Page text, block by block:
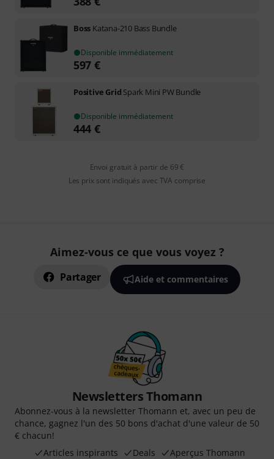
Boss Katana-210 Bass Bundle
Disponible immédiatement
597 €
Positive Grid Spark Mini PW Bundle
Disponible immédiatement
444 €
Envoi gratuit à partir de 69 €
Les prix sont indiqués avec TVA comprise
Aimez-vous ce que vous voyez ?
Partager Aide et commentaires
Newsletters Thomann
Abonnez-vous à la newsletter Thomann et, avec un peu de
chance, gagnez l'un des 50 bons d'achat d'une valeur de 50
€ chacun!
Articles inspirants
Deals Aperçus Thomann